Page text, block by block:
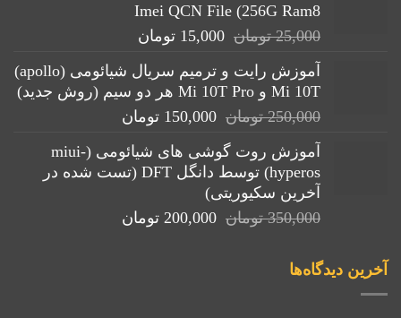
Imei QCN File (256G Ram8
25,000 تومان قیمت
25,000 تومان
بود.
15,000 تومان
15,000 تومان.
آموزش رایت و ترمیم سریال شیائومی (apollo)
Mi 10T و Mi 10T Pro هر دو سیم (روش جدید)
250,000 تومان قیمت
250,000 تومان
بود.
150,000 تومان
150,000 تومان.آموزش روت گوشی های شیائومی (miui-
hyperos) توسط دانگل DFT (تست شده در
آخرین سکیوریتی)
350,000 تومان قیمت
200,000 تومان
آخرین دیدگاه‌ها